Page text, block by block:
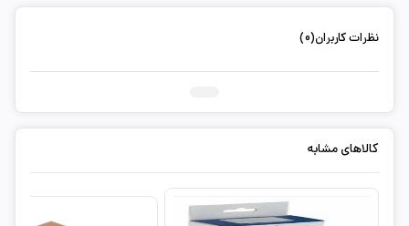
نظرات کاربران(0)
کالاهای مشابه